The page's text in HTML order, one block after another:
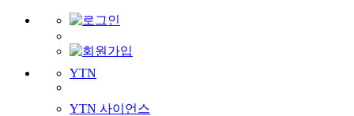
YTN
YTN 사이언스